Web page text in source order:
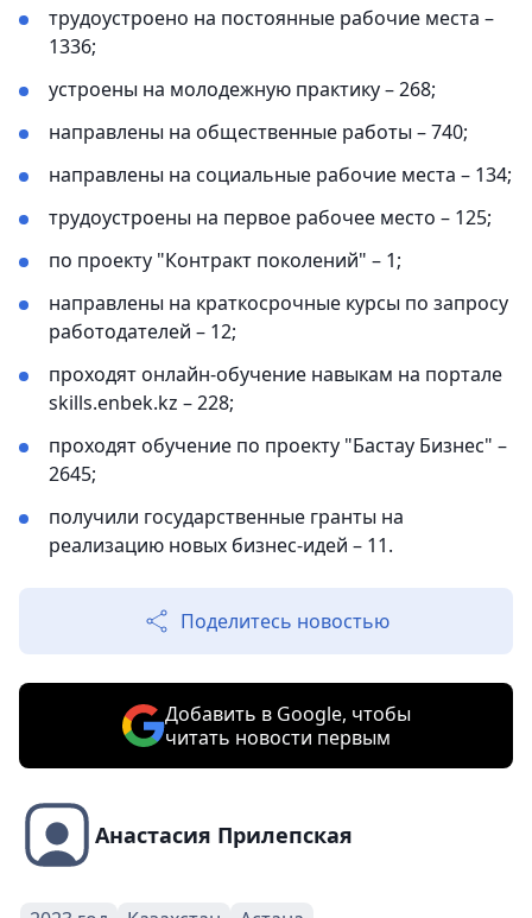
трудоустроено на постоянные рабочие места –
1336;
устроены на молодежную практику – 268;
направлены на общественные работы – 740;
направлены на социальные рабочие места – 134;
трудоустроены на первое рабочее место – 125;
по проекту "Контракт поколений" – 1;
направлены на краткосрочные курсы по запросу
работодателей – 12;
проходят онлайн-обучение навыкам на портале
skills.enbek.kz – 228;
проходят обучение по проекту "Бастау Бизнес" –
2645;
получили государственные гранты на
реализацию новых бизнес-идей – 11.
Поделитесь новостью
Добавить в Google, чтобы
читать новости первым
Анастасия Прилепская